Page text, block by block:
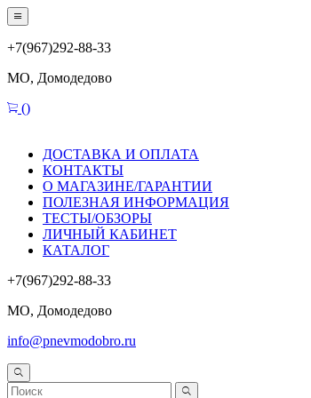
+7(967)292-88-33
МО, Домодедово
()
ДОСТАВКА И ОПЛАТА
КОНТАКТЫ
О МАГАЗИНЕ/ГАРАНТИИ
ПОЛЕЗНАЯ ИНФОРМАЦИЯ
ТЕСТЫ/ОБЗОРЫ
ЛИЧНЫЙ КАБИНЕТ
КАТАЛОГ
+7(967)292-88-33
МО, Домодедово
info@pnevmodobro.ru